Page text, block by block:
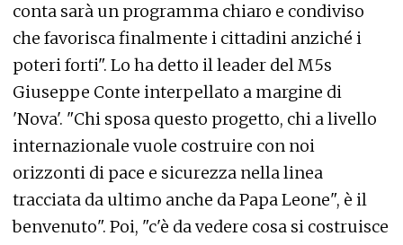
conta sarà un programma chiaro e condiviso
che favorisca finalmente i cittadini anziché i
poteri forti". Lo ha detto il leader del M5s
Giuseppe Conte interpellato a margine di
'Nova'. "Chi sposa questo progetto, chi a livello
internazionale vuole costruire con noi
orizzonti di pace e sicurezza nella linea
tracciata da ultimo anche da Papa Leone", è il
benvenuto". Poi, "c'è da vedere cosa si costruisce